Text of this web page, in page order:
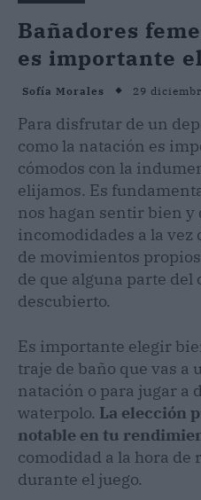
Bañadores
es importante
Sofía Morales 29
Para disfrutar de un
como la natación es
cómodos con la
elijamos. Es
nos hagan sentir bien y
incomodidades a la
de movimientos
de que alguna parte del
descubierto.
Es importante elegir
traje de baño que vas
natación o para jugar a
waterpolo. La elección
notable en tu
comodidad a la hora
durante el juego.